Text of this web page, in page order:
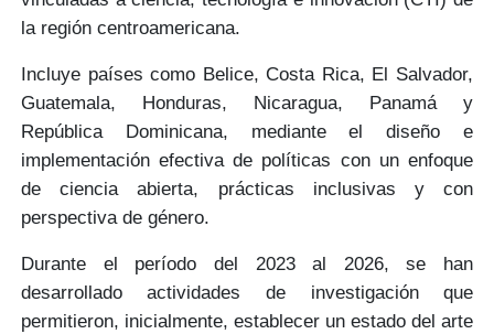
la región centroamericana.
Incluye países como Belice, Costa Rica, El Salvador,
Guatemala, Honduras, Nicaragua, Panamá y
República Dominicana, mediante el diseño e
implementación efectiva de políticas con un enfoque
deciencia abierta, prácticas inclusivas y con
perspectiva de género.
Durante el período del 2023 al 2026, se han
desarrolladoactividades de investigaciónque
permitieron, inicialmente, establecer unestado del arte